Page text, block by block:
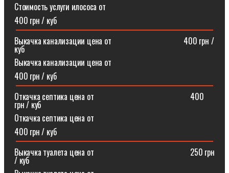
Стоимость услуги илососа от
400 грн / куб
Выкачка канализации цена от⠀⠀⠀⠀⠀⠀⠀⠀⠀⠀⠀⠀400 грн /
куб
Выкачка канализации цена от
400 грн / куб
Откачка септика цена от⠀⠀⠀⠀⠀⠀⠀⠀⠀⠀⠀⠀⠀⠀⠀⠀400
грн / куб
Откачка септика цена от
400 грн / куб
Выкачка туалета цена от⠀⠀⠀⠀⠀⠀⠀⠀⠀⠀⠀⠀⠀⠀⠀⠀250 грн
/ куб